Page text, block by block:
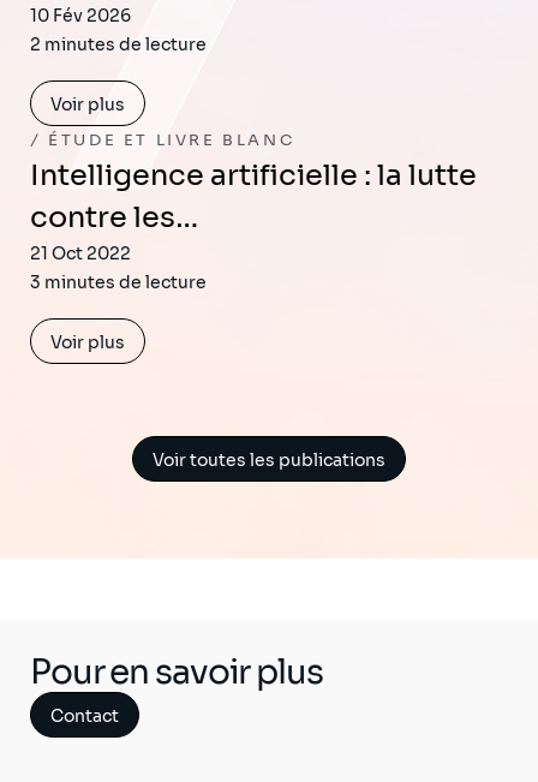
10 Fév 2026
2 minutes de lecture
Voir plus
ÉTUDE ET LIVRE BLANC
Intelligence artificielle : la lutte
contre les…
21 Oct 2022
3 minutes de lecture
Voir plus
Voir toutes les publications
Pour en savoir plus
Contact